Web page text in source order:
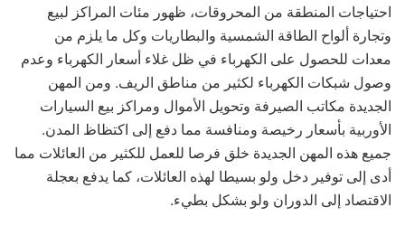
احتياجات المنطقة من المحروقات، ظهور مئات المراكز لبيع
وتجارة ألواح الطاقة الشمسية والبطاريات وكل ما يلزم من
معدات للحصول على الكهرباء في ظل غلاء أسعار الكهرباء وعدم
وصول شبكات الكهرباء لكثير من مناطق الريف. ومن المهن
الجديدة مكاتب الصيرفة وتحويل الأموال ومراكز بيع السيارات
الأوربية بأسعار رخيصة ومنافسة مما دفع إلى اكتظاظ المدن.
جميع هذه المهن الجديدة خلق فرصا للعمل للكثير من العائلات مما
أدى إلى توفير دخل ولو بسيطا لهذه العائلات، كما يدفع بعجلة
الاقتصاد إلى الدوران ولو بشكل بطيء.